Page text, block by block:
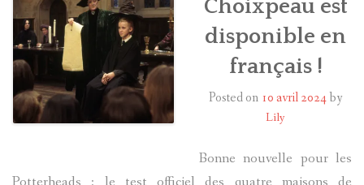
HARRY POTTER
LES ACTEURS
J.K. ROWLING
Choixpeau est
disponible en
français !
Posted on 10 avril 2024by
Lily
Bonne nouvelle pour les